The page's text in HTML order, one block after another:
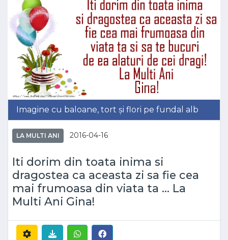
Imagine cu baloane, tort și flori pe fundal alb
LA MULTI ANI 2016-04-16
Iti dorim din toata inima si
dragostea ca aceasta zi sa fie cea
mai frumoasa din viata ta ... La
Multi Ani Gina!